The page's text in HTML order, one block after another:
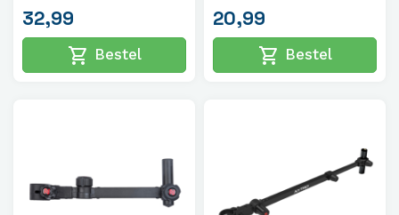
32,99
shopping_cart Bestel
20,99
shopping_cart Bestel